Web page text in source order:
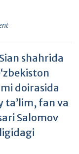
shahrida
doirasida
ta’lim, fan va
Salomov